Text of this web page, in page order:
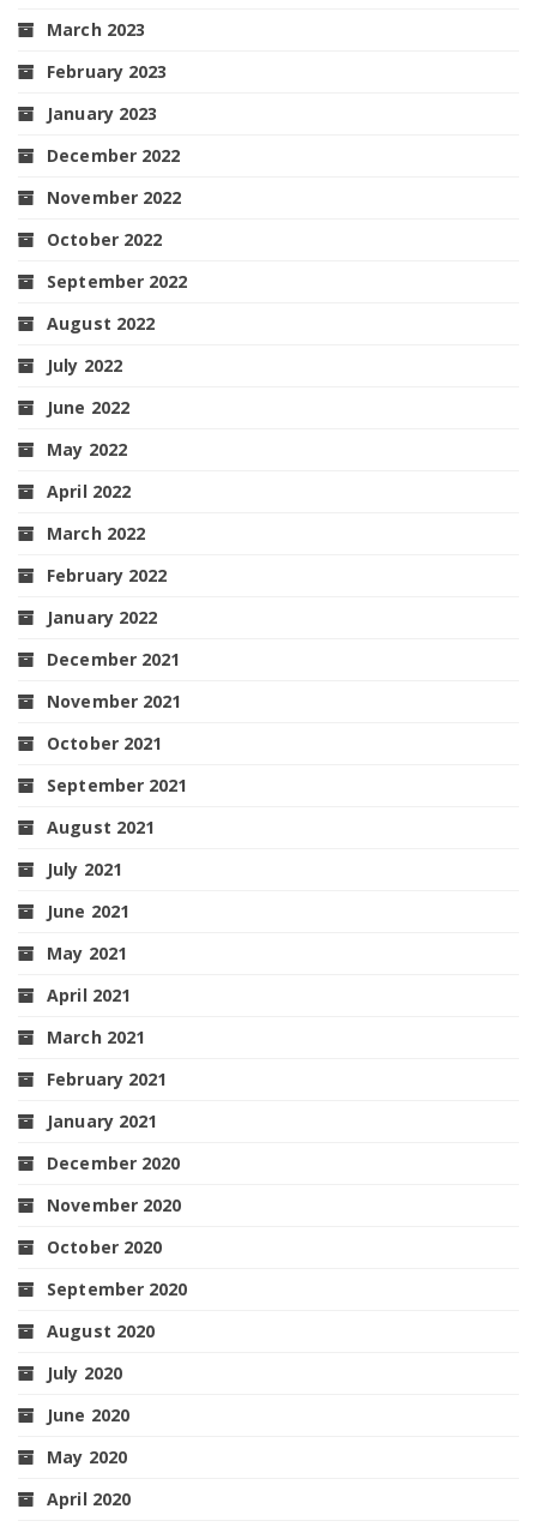
March 2023
February 2023
January 2023
December 2022
November 2022
October 2022
September 2022
August 2022
July 2022
June 2022
May 2022
April 2022
March 2022
February 2022
January 2022
December 2021
November 2021
October 2021
September 2021
August 2021
July 2021
June 2021
May 2021
April 2021
March 2021
February 2021
January 2021
December 2020
November 2020
October 2020
September 2020
August 2020
July 2020
June 2020
May 2020
April 2020